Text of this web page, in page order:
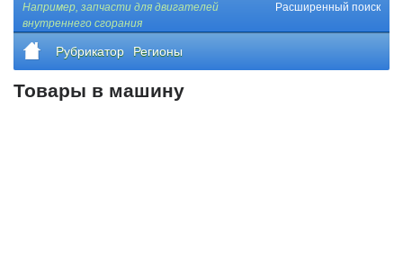
Например, запчасти для двигателей
внутреннего сгорания
Расширенный поиск
Рубрикатор Регионы
Товары в машину